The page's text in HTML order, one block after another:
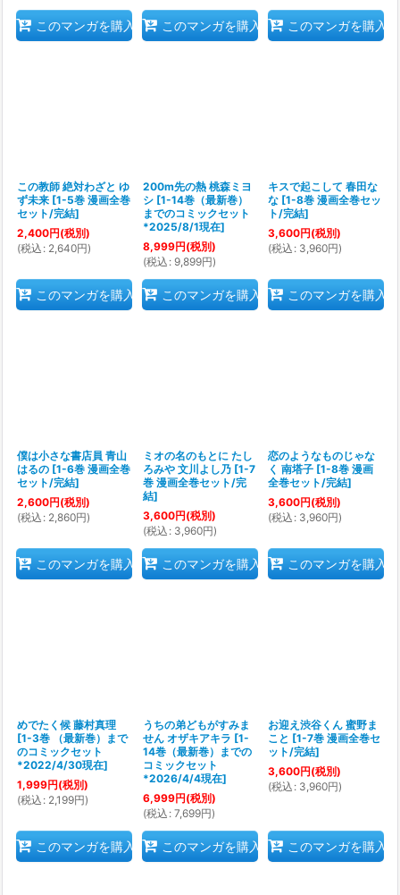
このマンガを購入 このマンガを購入 このマンガを購入
この教師 絶対わざと ゆ
ず未来 [1-5巻 漫画全巻
セット/完結]
2,400円(税別)
(税込 : 2,640円)
このマンガを購入
200m先の熱 桃森ミヨ
シ [1-14巻（最新巻）
までのコミックセット
*2025/8/1現在]
8,999円(税別)
(税込 : 9,899円)
このマンガを購入
キスで起こして 春田な
な [1-8巻 漫画全巻セッ
ト/完結]
3,600円(税別)
(税込 : 3,960円)
このマンガを購入
僕は小さな書店員 青山
はるの [1-6巻 漫画全巻
セット/完結]
2,600円(税別)
(税込 : 2,860円)
このマンガを購入
ミオの名のもとに たし
ろみや 文川よし乃 [1-7
巻 漫画全巻セット/完
結]
3,600円(税別)
(税込 : 3,960円)
このマンガを購入
恋のようなものじゃな
く 南塔子 [1-8巻 漫画
全巻セット/完結]
3,600円(税別)
(税込 : 3,960円)
このマンガを購入
めでたく候 藤村真理
[1-3巻 （最新巻）まで
のコミックセット
*2022/4/30現在]
1,999円(税別)
(税込 : 2,199円)
このマンガを購入
うちの弟どもがすみま
せん オザキアキラ [1-
14巻（最新巻）までの
コミックセット
*2026/4/4現在]
6,999円(税別)
(税込 : 7,699円)
このマンガを購入
お迎え渋谷くん 蜜野ま
こと [1-7巻 漫画全巻セ
ット/完結]
3,600円(税別)
(税込 : 3,960円)
このマンガを購入